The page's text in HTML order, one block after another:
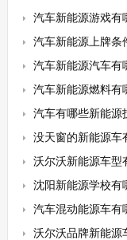
汽车新能源游戏有
汽车新能源上牌条
汽车新能源汽车有
汽车新能源燃料有
汽车有哪些新能源
没天窗的新能源车
沃尔沃新能源车型
沈阳新能源学校有
汽车混动能源车有
沃尔沃品牌新能源